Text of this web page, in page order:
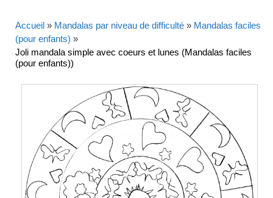
Accueil » Mandalas par niveau de difficulté » Mandalas faciles
(pour enfants) »
Joli mandala simple avec coeurs et lunes (Mandalas faciles
(pour enfants))